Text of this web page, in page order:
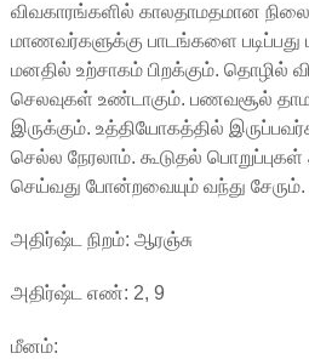
விவகாரங்களில் காலதாமதமான
மாணவர்களுக்கு பாடங்களை படிப்பது
மனதில் உற்சாகம் பிறக்கும். தொழில்
செலவுகள் உண்டாகும். பணவசூல்
இருக்கும். உத்தியோகத்தில்
செல்ல நேரலாம். கூடுதல்
செய்வது போன்றவையும் வந்து சேரும்.
அதிர்ஷ்ட நிறம்: ஆரஞ்சு
அதிர்ஷ்ட எண்: 2, 9
மீனம்: